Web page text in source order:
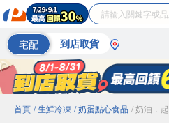
宅配 到店取貨
首頁 / 生鮮冷凍 / 奶蛋點心食品 / 奶油．